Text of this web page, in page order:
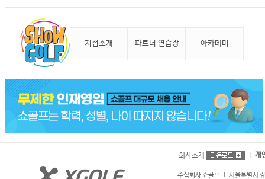
지점소개 파트너 연습장 아카데미
회사소개 개
주식회사 쇼골프 l 서울특별시